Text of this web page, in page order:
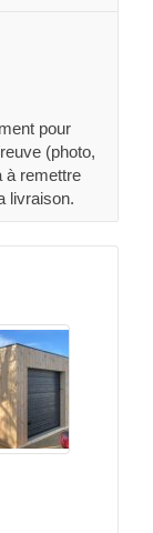
pour
(photo,
à remettre
livraison.